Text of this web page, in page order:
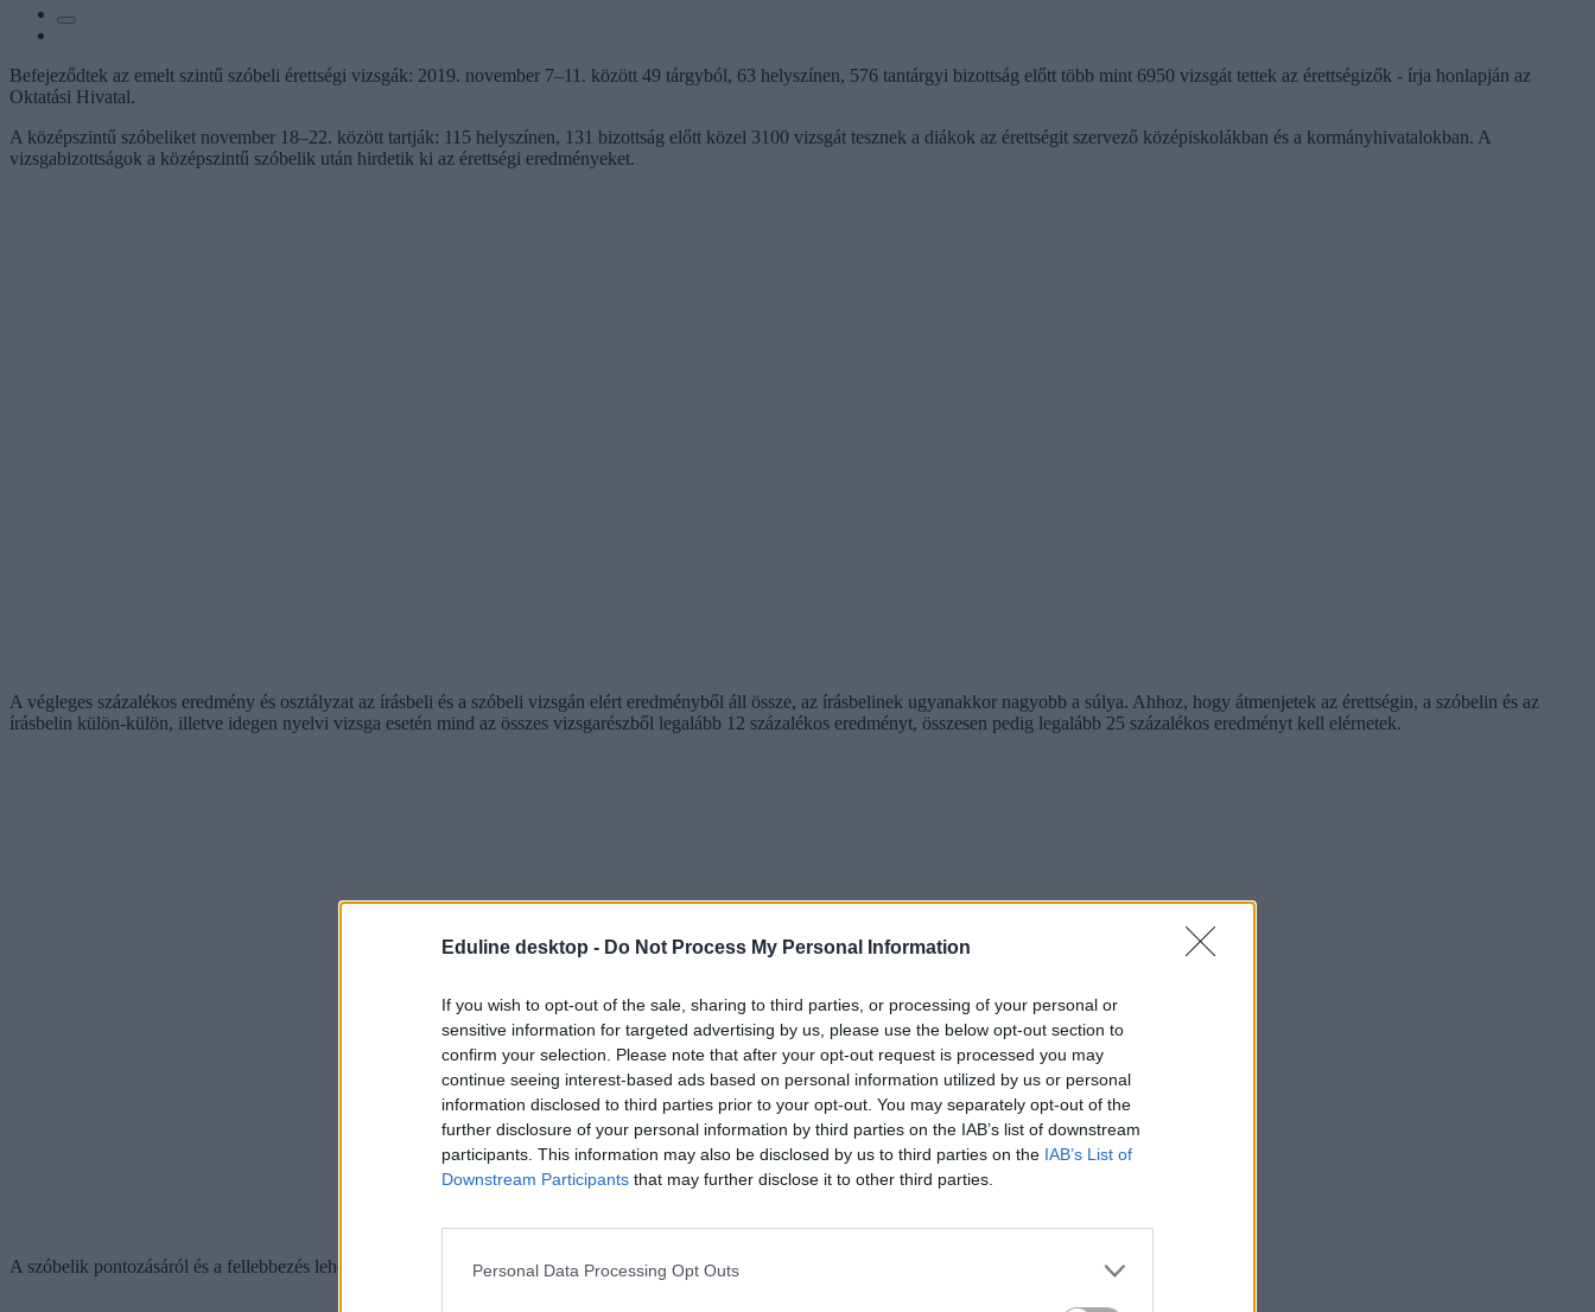
Eduline desktop - Do Not Process My Personal Information
If you wish to opt-out of the sale, sharing to third parties, or processing of your personal or
sensitive information for targeted advertising by us, please use the below opt-out section to
confirm your selection. Please note that after your opt-out request is processed you may
continue seeing interest-based ads based on personal information utilized by us or personal
information disclosed to third parties prior to your opt-out. You may separately opt-out of the
further disclosure of your personal information by third parties on the IAB’s list of downstream
participants. This information may also be disclosed by us to third parties on the IAB’s List of
Downstream Participants that may further disclose it to other third parties.
Personal Data Processing Opt Outs
Befejeződtek az emelt szintű szóbeli érettségi vizsgák: 2019. november 7–11. között 49 tárgyból, 63 helyszínen, 576 tantárgyi bizottság előtt több mint 6950 vizsgát tettek az érettségizők - írja honlapján az
Oktatási Hivatal.
A középszintű szóbeliket november 18–22. között tartják: 115 helyszínen, 131 bizottság előtt közel 3100 vizsgát tesznek a diákok az érettségit szervező középiskolákban és a kormányhivatalokban. A
vizsgabizottságok a középszintű szóbelik után hirdetik ki az érettségi eredményeket.
A végleges százalékos eredmény és osztályzat az írásbeli és a szóbeli vizsgán elért eredményből áll össze, az írásbelinek ugyanakkor nagyobb a súlya. Ahhoz, hogy átmenjetek az érettségin, a szóbelin és az
írásbelin külön-külön, illetve idegen nyelvi vizsga esetén mind az összes vizsgarészből legalább 12 százalékos eredményt, összesen pedig legalább 25 százalékos eredményt kell elérnetek.
A szóbelik pontozásáról és a fellebbezés lehetőségéről itt olvashattok részletesen, az őszi érettségivel kapcsolatos összes cikkünket pedig itt találjátok.